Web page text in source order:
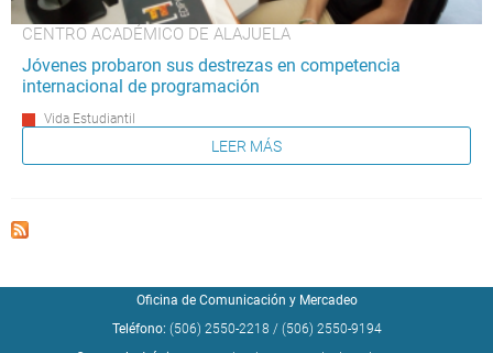
CENTRO ACADÉMICO DE ALAJUELA
Jóvenes probaron sus destrezas en competencia
internacional de programación
Vida Estudiantil
LEER MÁS
Oficina de Comunicación y Mercadeo
Teléfono: (506) 2550-2218 / (506) 2550-9194